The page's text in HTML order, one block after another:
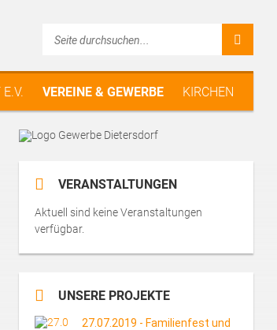
VEREINE & GEWERBE KIRCHEN
VERANSTALTUNGEN
Aktuell sind keine Veranstaltungen
verfügbar.
UNSERE PROJEKTE
27.07.2019 - Familienfest und